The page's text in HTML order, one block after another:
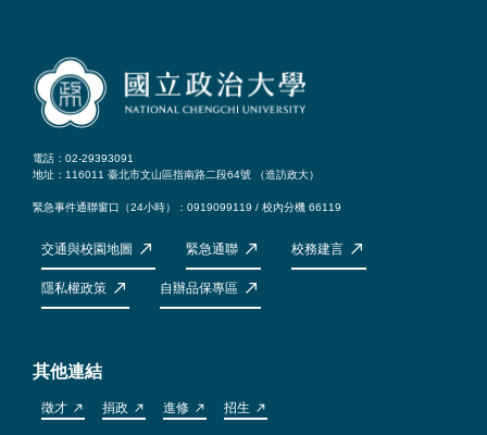
電話：02-29393091
地址：116011 臺北市文山區指南路二段64號 （造訪政大）
緊急事件通聯窗口（24小時）：0919099119 / 校內分機 66119
交通與校園地圖 緊急通聯 校務建言
隱私權政策 自辦品保專區
其他連結
徵才 捐政 進修 招生